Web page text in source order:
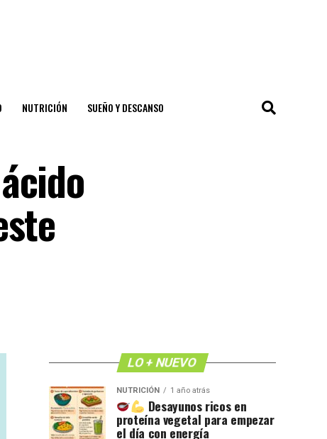
NUTRICIÓN SUEÑO Y DESCANSO
LO + NUEVO
NUTRICIÓN 1 año atrás
Desayunos ricos en
proteína vegetal para empezar
el día con energía